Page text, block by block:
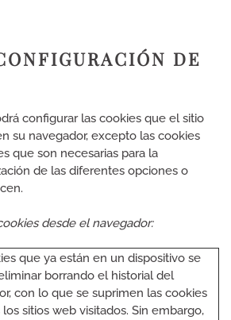
DE
configurar las cookies que el sitio
su navegador, excepto las cookies
que son necesarias para la
de las diferentes opciones o
desde el navegador:
que ya están en un dispositivo se
borrando el historial del
con lo que se suprimen las cookies
sitios web visitados. Sin embargo,